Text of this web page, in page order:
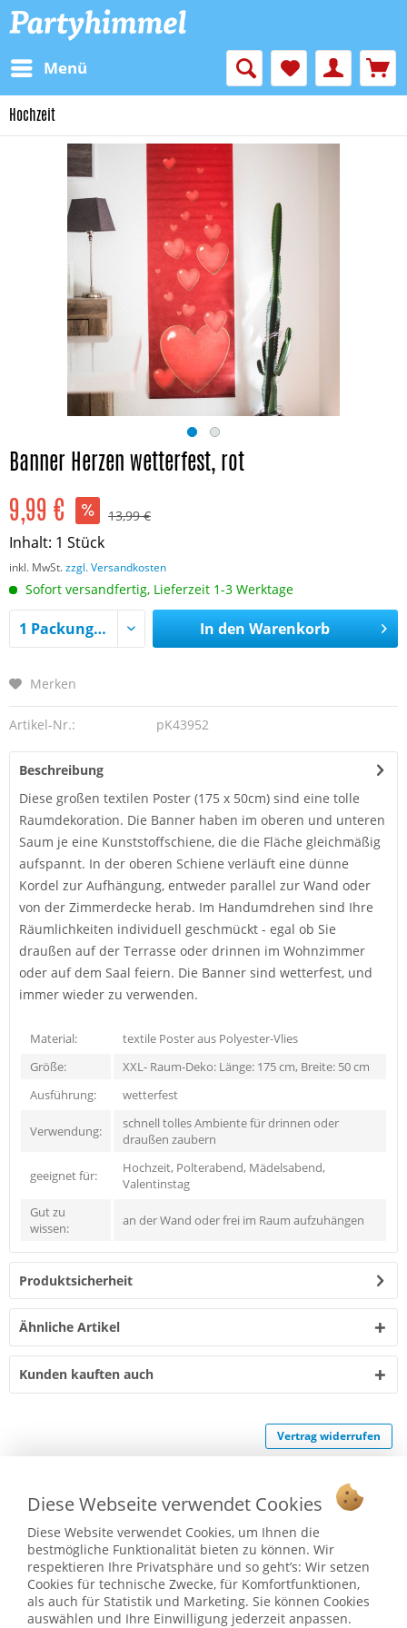
Menü
Hochzeit
Banner Herzen wetterfest, rot
9,99 € 13,99 €
Inhalt: 1 Stück
inkl. MwSt.zzgl. Versandkosten
Sofort versandfertig, Lieferzeit 1-3 Werktage
In den Warenkorb
Merken
Artikel-Nr.: pK43952
Beschreibung
Diese großen textilen Poster (175 x 50cm) sind eine tolle
Raumdekoration. Die Banner haben im oberen und unteren
Saum je eine Kunststoffschiene, die die Fläche gleichmäßig
aufspannt. In der oberen Schiene verläuft eine dünne
Kordel zur Aufhängung, entweder parallel zur Wand oder
von der Zimmerdecke herab. Im Handumdrehen sind Ihre
Räumlichkeiten individuell geschmückt - egal ob Sie
draußen auf der Terrasse oder drinnen im Wohnzimmer
oder auf dem Saal feiern. Die Banner sind wetterfest, und
immer wieder zu verwenden.
Material:
textile Poster aus Polyester-Vlies
Größe:
XXL- Raum-Deko: Länge: 175 cm, Breite: 50 cm
Ausführung:
wetterfest
Verwendung:
schnell tolles Ambiente für drinnen oder
draußen zaubern
geeignet für:
Hochzeit, Polterabend, Mädelsabend,
Valentinstag
Gut zu
wissen:
an der Wand oder frei im Raum aufzuhängen
Produktsicherheit
Ähnliche Artikel
Kunden kauften auch
Vertrag widerrufen
Service Hotline
Shop Service
Informationen
Diese Webseite verwendet Cookies
Diese Website verwendet Cookies, um Ihnen die
bestmögliche Funktionalität bieten zu können. Wir
respektieren Ihre Privatsphäre und so geht’s: Wir setzen
Cookies für technische Zwecke, für Komfortfunktionen,
als auch für Statistik und Marketing. Sie können Cookies
auswählen und Ihre Einwilligung jederzeit anpassen.